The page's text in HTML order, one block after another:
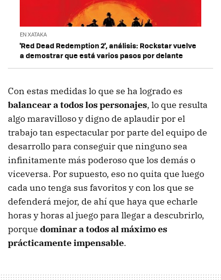
EN XATAKA
'Red Dead Redemption 2', análisis: Rockstar vuelve
a demostrar que está varios pasos por delante
Con estas medidas lo que se ha logrado es
balancear a todos los personajes, lo que resulta
algo maravilloso y digno de aplaudir por el
trabajo tan espectacular por parte del equipo de
desarrollo para conseguir que ninguno sea
infinitamente más poderoso que los demás o
viceversa. Por supuesto, eso no quita que luego
cada uno tenga sus favoritos y con los que se
defenderá mejor, de ahí que haya que echarle
horas y horas al juego para llegar a descubrirlo,
porque dominar a todos al máximo es
prácticamente impensable.